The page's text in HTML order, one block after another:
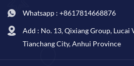
Whatsapp : +8617814668876
Add : No. 13, Qixiang Group, Lucai
Tianchang City, Anhui Province